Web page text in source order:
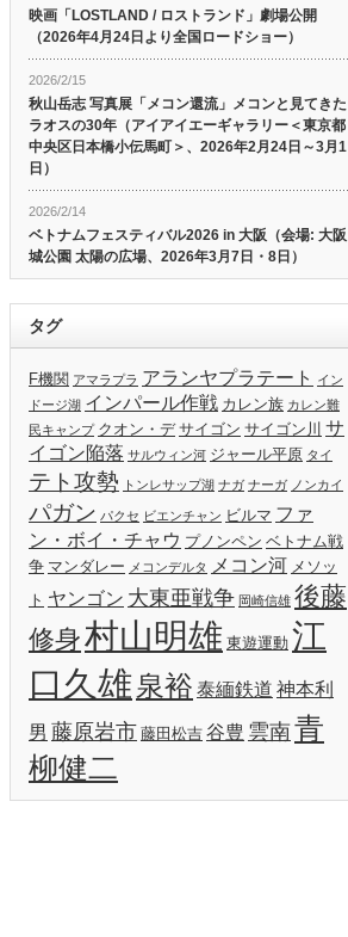
映画「LOSTLAND / ロストランド」劇場公開
（2026年4月24日より全国ロードショー）
2026/2/15
秋山岳志 写真展「メコン還流」メコンと見てきた
ラオスの30年（アイアイエーギャラリー＜東京都
中央区日本橋小伝馬町＞、2026年2月24日～3月1
日）
2026/2/14
ベトナムフェスティバル2026 in 大阪（会場: 大阪
城公園 太陽の広場、2026年3月7日・8日）
タグ
F機関 アマラプラ アランヤプラテート
イン
ドージ湖 インパール作戦 カレン族 カレン難
民キャンプ クオン・デ サイゴン サイゴン川 サ
イゴン陥落 サルウィン河 ジャール平原 タイ
テト攻勢 トンレサップ湖 ナガ ナーガ ノンカイ
パガン パクセ ビエンチャン ビルマ ファ
ン・ボイ・チャウ プノンペン ベトナム戦
争 マンダレー メコンデルタ メコン河 メソッ
ト ヤンゴン 大東亜戦争 岡崎信雄 後藤
修身村山明雄 東遊運動 江
口久雄泉裕 泰緬鉄道 神本利
男 藤原岩市 藤田松吉 谷豊 雲南青
柳健二